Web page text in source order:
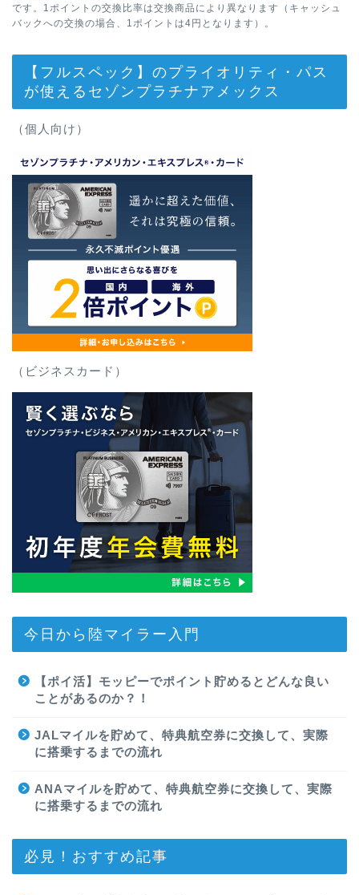
です。1ポイントの交換比率は交換商品により異なります（キャッシュ
バックへの交換の場合、1ポイントは4円となります）。
【フルスペック】のプライオリティ・パス
が使えるセゾンプラチナアメックス
（個人向け）
（ビジネスカード）
今日から陸マイラー入門
【ポイ活】モッピーでポイント貯めるとどんな良い
ことがあるのか？！
JALマイルを貯めて、特典航空券に交換して、実際
に搭乗するまでの流れ
ANAマイルを貯めて、特典航空券に交換して、実際
に搭乗するまでの流れ
必見！おすすめ記事